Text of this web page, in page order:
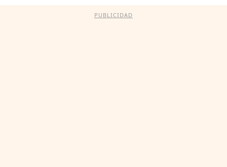
PUBLICIDAD